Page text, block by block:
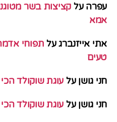
עפרה על קציצות בשר
אמא
אתי אייזנברגעל תפוחי
טעים
חני גושן על עוגת שוקולד
חני גושן על עוגת שוקולד